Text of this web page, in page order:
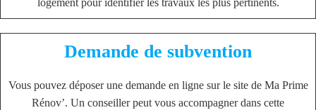
logement pour identifier les travaux les plus pertinents.
Demande de subvention
Vous pouvez déposer une demande en ligne sur le site de Ma Prime
Rénov’. Un conseiller peut vous accompagner dans cette